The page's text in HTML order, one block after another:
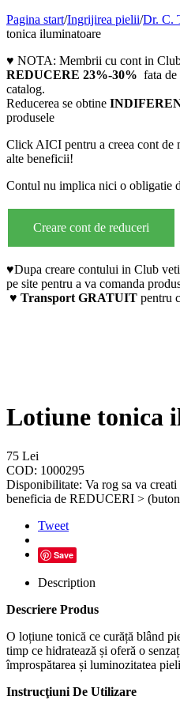
Pagina start/Ingrijirea pielii/Dr. C.
tonica iluminatoare
♥ NOTA: Membrii cu cont in
REDUCERE 23%-30% fata
catalog.
Reducerea se obtine
produsele
Click AICI pentru a creea cont de
alte beneficii!
Contul nu implica nici o obligatie
Creare cont de reduceri
♥Dupa creare contului in Club
pe site pentru a va comanda
♥ Transport GRATUIT pentru
Lotiune tonica
75 Lei
COD: 1000295
Disponibilitate: Va rog sa va
beneficia de REDUCERI >
Tweet
Save
Description
Descriere Produs
O loțiune tonică ce curăță blând
timp ce hidratează și oferă o
împrospătarea și luminozitatea
Instrucţiuni De Utilizare